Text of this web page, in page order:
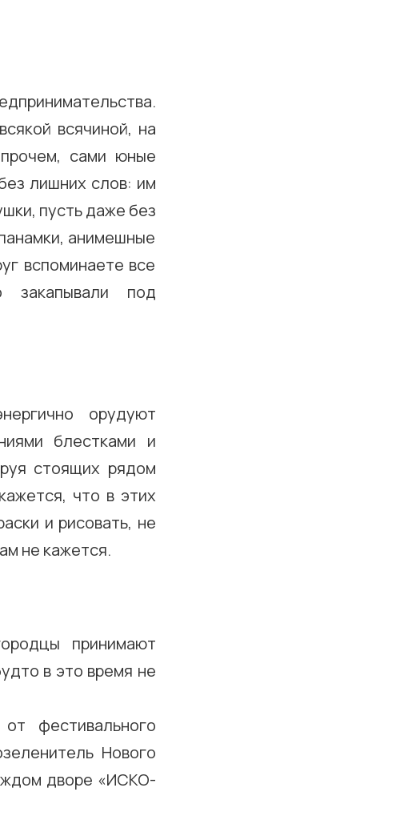
всячиной, на
сами юные
лишних слов: им
пусть даже без
анимешные
вспоминаете все
закапывали под
орудуют
блестками и
стоящих рядом
что в этих
и рисовать, не
не кажется.
принимают
в это время не
фестивального
Нового
дворе «ИСКО-